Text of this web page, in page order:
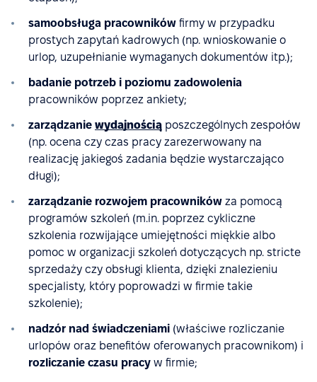
samoobsługa pracowników firmy w przypadku
prostych zapytań kadrowych (np. wnioskowanie o
urlop, uzupełnianie wymaganych dokumentów itp.);
badanie potrzeb i poziomu zadowolenia
pracowników poprzez ankiety;
zarządzanie wydajnością poszczególnych zespołów
(np. ocena czy czas pracy zarezerwowany na
realizację jakiegoś zadania będzie wystarczająco
długi);
zarządzanie rozwojem pracowników za pomocą
programów szkoleń (m.in. poprzez cykliczne
szkolenia rozwijające umiejętności miękkie albo
pomoc w organizacji szkoleń dotyczących np. stricte
sprzedaży czy obsługi klienta, dzięki znalezieniu
specjalisty, który poprowadzi w firmie takie
szkolenie);
nadzór nad świadczeniami (właściwe rozliczanie
urlopów oraz benefitów oferowanych pracownikom) i
rozliczanie czasu pracy w firmie;